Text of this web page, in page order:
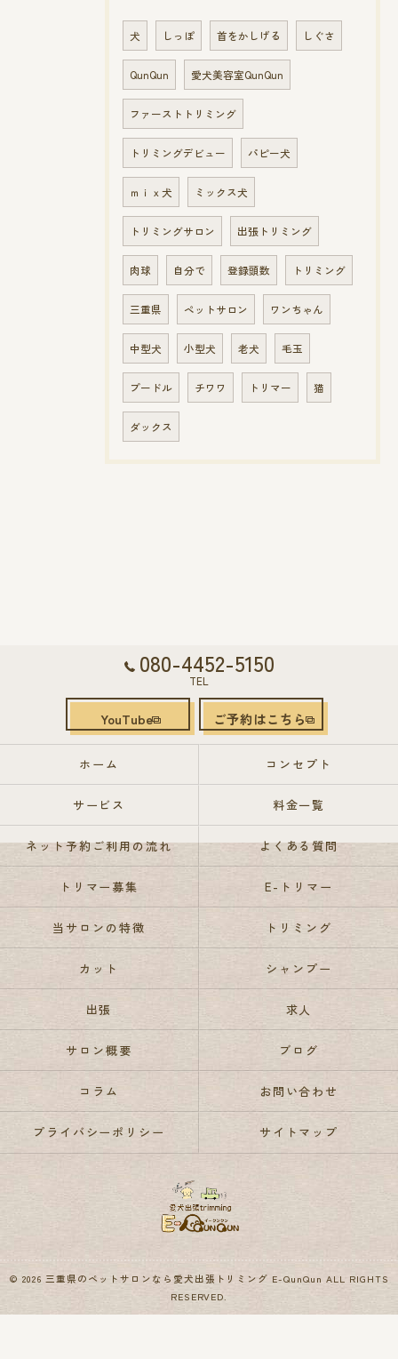
犬 しっぽ 首をかしげる しぐさ
QunQun 愛犬美容室QunQun
ファーストトリミング
トリミングデビュー パピー犬
ｍｉｘ犬 ミックス犬
トリミングサロン 出張トリミング
肉球 自分で 登録頭数 トリミング
三重県 ペットサロン ワンちゃん
中型犬 小型犬 老犬 毛玉
プードル チワワ トリマー 猫
ダックス
080-4452-5150
TEL
YouTube ご予約はこちら
ホーム コンセプト
サービス 料金一覧
ネット予約ご利用の流れ よくある質問
トリマー募集 E-トリマー
当サロンの特徴 トリミング
カット シャンプー
出張 求人
サロン概要 ブログ
コラム お問い合わせ
プライバシーポリシー サイトマップ
© 2026 三重県のペットサロンなら愛犬出張トリミング E-QunQun ALL RIGHTS
RESERVED.